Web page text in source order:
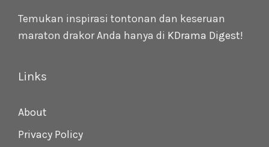
Temukan inspirasi tontonan dan keseruan
maraton drakor Anda hanya di KDrama Digest!
Links
About
Privacy Policy